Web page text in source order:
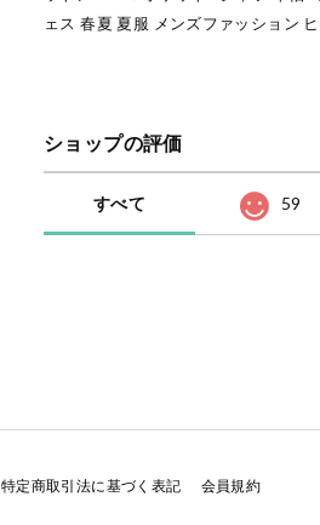
ェス 春夏 夏服 メンズファッション
ショップの評価
すべて 59
特定商取引法に基づく表記 会員規約